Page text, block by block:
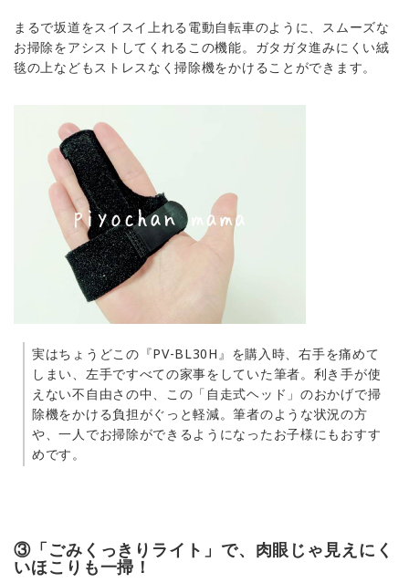
まるで坂道をスイスイ上れる電動自転車のように、スムーズな
お掃除をアシストしてくれるこの機能。ガタガタ進みにくい絨
毯の上などもストレスなく掃除機をかけることができます。
実はちょうどこの『PV-BL30H』を購入時、右手を痛めて
しまい、左手ですべての家事をしていた筆者。利き手が使
えない不自由さの中、この「自走式ヘッド」のおかげで掃
除機をかける負担がぐっと軽減。筆者のような状況の方
や、一人でお掃除ができるようになったお子様にもおすす
めです。
③「ごみくっきりライト」で、肉眼じゃ見えにく
いほこりも一掃！